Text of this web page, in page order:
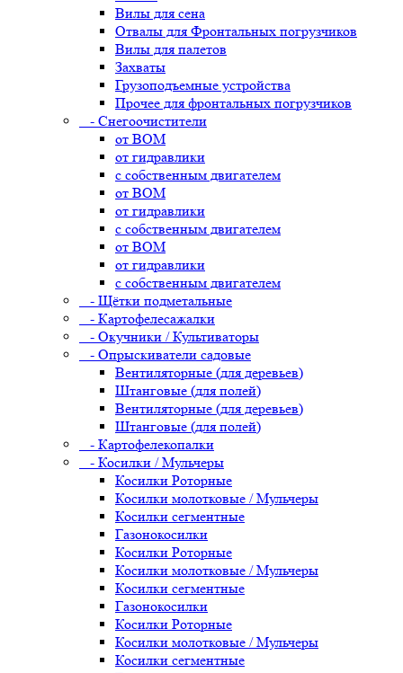
Вилы для сена
Отвалы для Фронтальных погрузчиков
Вилы для палетов
Захваты
Грузоподъемные устройства
Прочее для фронтальных погрузчиков
- Снегоочистители
от ВОМ
от гидравлики
с собственным двигателем
от ВОМ
от гидравлики
с собственным двигателем
от ВОМ
от гидравлики
с собственным двигателем
- Щётки подметальные
- Картофелесажалки
- Окучники / Культиваторы
- Опрыскиватели садовые
Вентиляторные (для деревьев)
Штанговые (для полей)
Вентиляторные (для деревьев)
Штанговые (для полей)
- Картофелекопалки
- Косилки / Мульчеры
Косилки Роторные
Косилки молотковые / Мульчеры
Косилки сегментные
Газонокосилки
Косилки Роторные
Косилки молотковые / Мульчеры
Косилки сегментные
Газонокосилки
Косилки Роторные
Косилки молотковые / Мульчеры
Косилки сегментные